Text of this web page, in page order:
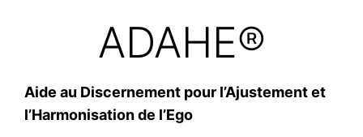
ADAHE®
Aide au Discernement pour l’Ajustement et
l’Harmonisation de l’Ego